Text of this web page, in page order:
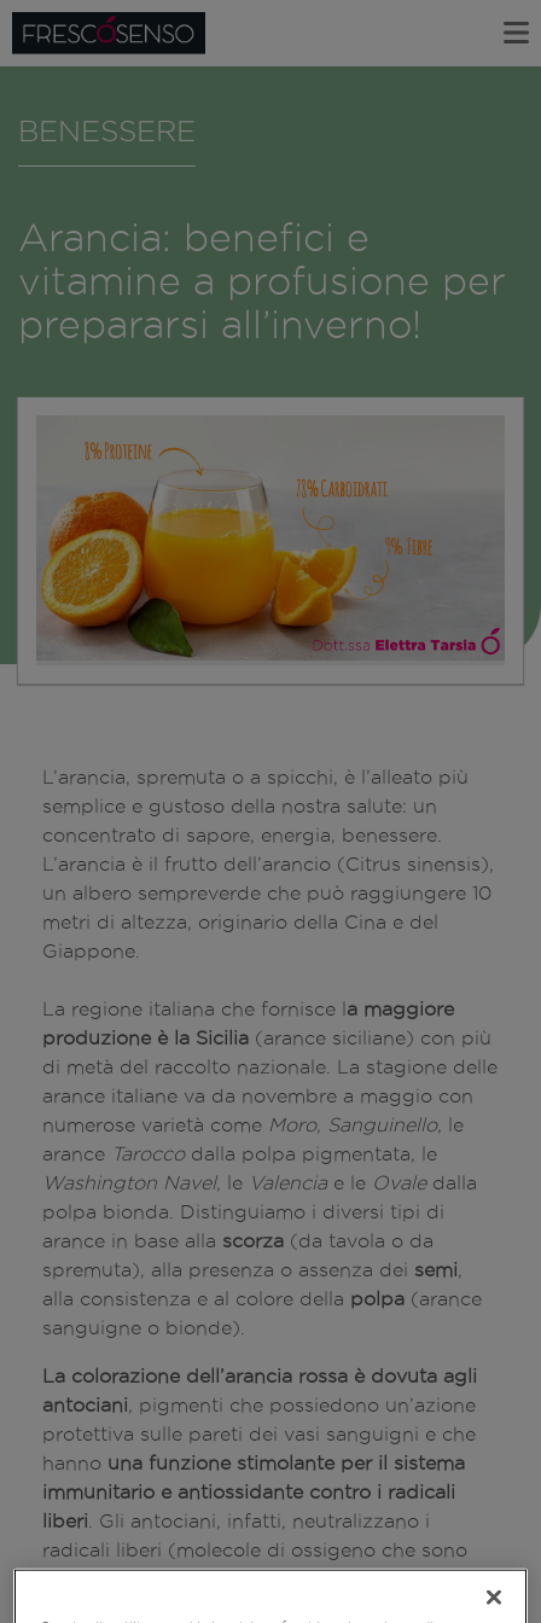
BENESSERE
Arancia: benefici e
vitamine a profusione per
prepararsi all’inverno!
L’arancia, spremuta o a spicchi, è l’alleato più
semplice e gustoso della nostra salute: un
concentrato di sapore, energia, benessere.
L’arancia è il frutto dell’arancio (Citrus sinensis),
un albero sempreverde che può raggiungere 10
metri di altezza, originario della Cina e del
Giappone.
La regione italiana che fornisce l a maggiore
produzione è la Sicilia (arance siciliane) con più
di metà del raccolto nazionale. La stagione delle
arance italiane va da novembre a maggio con
numerose varietà come Moro, Sanguinello, le
arance Taroccodalla polpa pigmentata, le
Washington Navel, le Valencia e le Ovale dalla
polpa bionda. Distinguiamo i diversi tipi di
arance in base alla scorza (da tavola o da
spremuta),
alla presenza o assenza dei semi
alla consistenza e al colore della polpa (arance
sanguigne o bionde).
La colorazione dell’arancia rossa è dovuta agli
antociani , pigmenti che possiedono un’azione
protettiva sulle pareti dei vasi sanguigni e che
hanno una funzione stimolante per il sistema
immunitario e antiossidante contro i radicali
liberi . Gli antociani, infatti, neutralizzano i
radicali liberi (molecole di ossigeno che sono